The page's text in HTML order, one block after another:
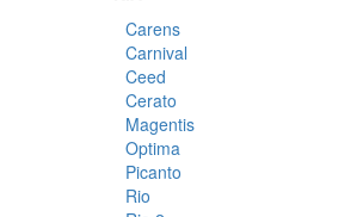
Carens
Carnival
Ceed
Cerato
Magentis
Optima
Picanto
Rio